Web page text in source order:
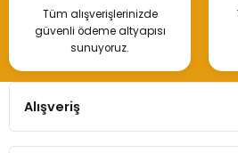
Tüm alışverişlerinizde
güvenli ödeme altyapısı
sunuyoruz.
Alışveriş